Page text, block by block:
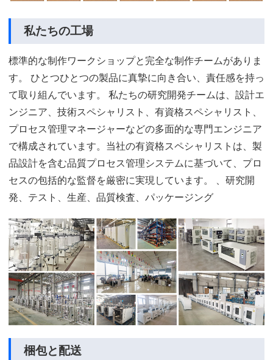
私たちの工場
標準的な制作ワークショップと完全な制作チームがありま
す。 ひとつひとつの製品に真摯に向き合い、責任感を持っ
て取り組んでいます。 私たちの研究開発チームは、設計エ
ンジニア、技術スペシャリスト、有資格スペシャリスト、
プロセス管理マネージャーなどの多面的な専門エンジニア
で構成されています。当社の有資格スペシャリストは、製
品設計を含む品質プロセス管理システムに基づいて、プロ
セスの包括的な監督を厳密に実現しています。 、研究開
発、テスト、生産、品質検査、パッケージング
梱包と配送